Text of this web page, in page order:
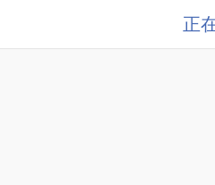
正